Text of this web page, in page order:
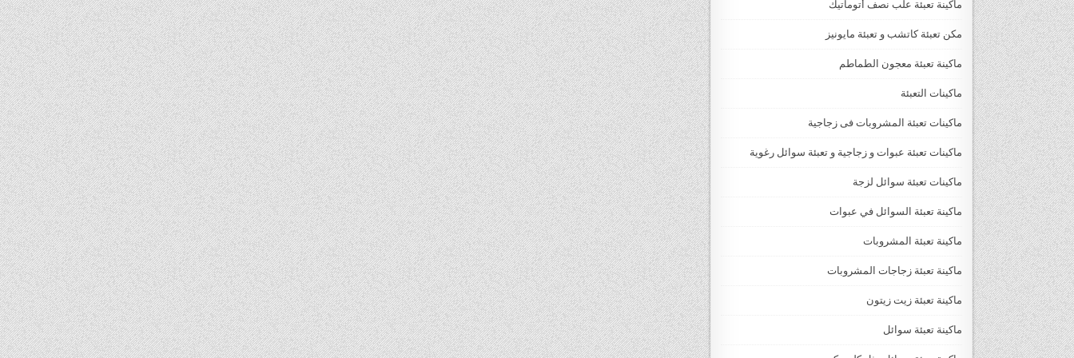
ماكينة تعبئة علب نصف أتوماتيك
مكن تعبئة كاتشب و تعبئة مايونيز
ماكينة تعبئة معجون الطماطم
ماكينات التعبئة
ماكينات تعبئة المشروبات فى زجاجية
ماكينات تعبئة عبوات و زجاجية و تعبئة سوائل رغوية
ماكينات تعبئة سوائل لزجة
‏‏‏ماكينة تعبئة السوائل في عبوات
ماكينة تعبئة المشروبات
ماكينة تعبئة زجاجات المشروبات
ماكينة تعبئة زيت زيتون
ماكينة تعبئة سوائل